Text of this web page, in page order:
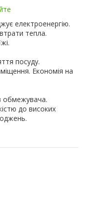
електроенергію.
тепла.
посуду.
Економія на
обмежувача.
до високих